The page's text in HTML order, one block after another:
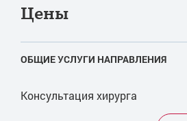
Цены
ОБЩИЕ УСЛУГИ НАПРАВЛЕНИЯ
Консультация хирурга